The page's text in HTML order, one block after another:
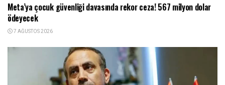
Meta’ya çocuk güvenliği davasında rekor ceza! 567 milyon dolar
ödeyecek
7 AĞUSTOS 2026